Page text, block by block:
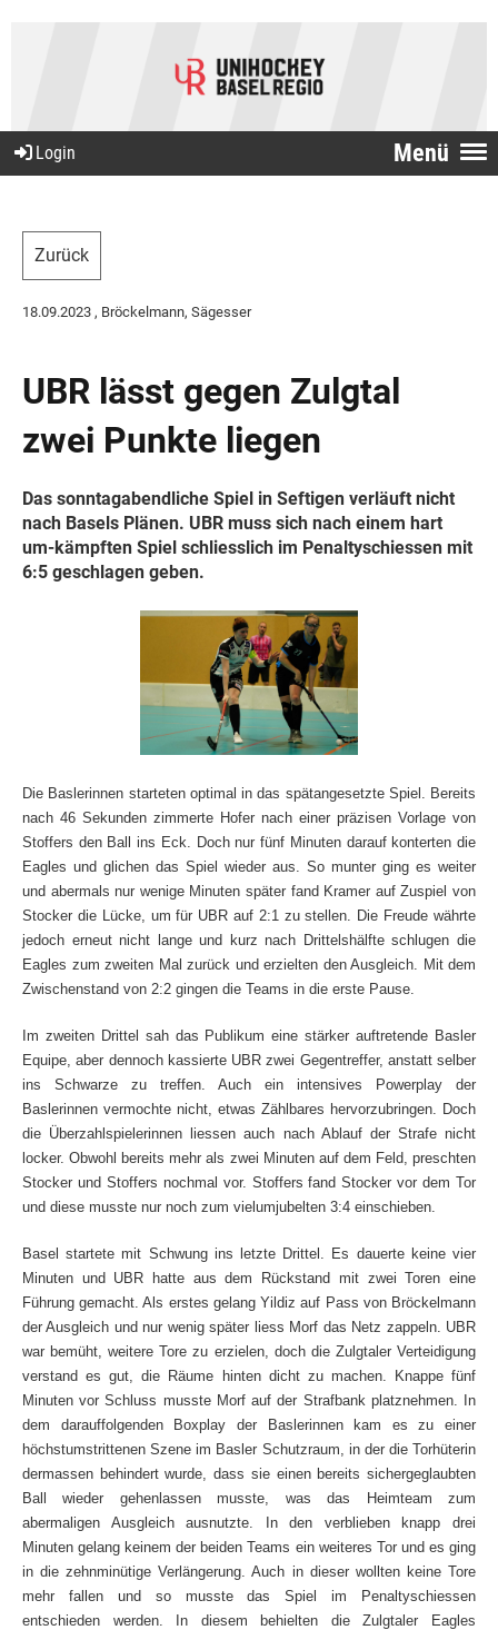
Menü
Login
Zurück
18.09.2023 , Bröckelmann, Sägesser
UBR lässt gegen Zulgtal
zwei Punkte liegen
Das sonntagabendliche Spiel in Seftigen verläuft nicht
nach Basels Plänen. UBR muss sich nach einem hart
um-kämpften Spiel schliesslich im Penaltyschiessen mit
6:5 geschlagen geben.
Die Baslerinnen starteten optimal in das spätangesetzte Spiel. Bereits
nach 46 Sekunden zimmerte Hofer nach einer präzisen Vorlage von
Stoffers den Ball ins Eck. Doch nur fünf Minuten darauf konterten die
Eagles und glichen das Spiel wieder aus. So munter ging es weiter
und abermals nur wenige Minuten später fand Kramer auf Zuspiel von
Stocker die Lücke, um für UBR auf 2:1 zu stellen. Die Freude währte
jedoch erneut nicht lange und kurz nach Drittelshälfte schlugen die
Eagles zum zweiten Mal zurück und erzielten den Ausgleich. Mit dem
Zwischenstand von 2:2 gingen die Teams in die erste Pause.
Im zweiten Drittel sah das Publikum eine stärker auftretende Basler
Equipe, aber dennoch kassierte UBR zwei Gegentreffer, anstatt selber
ins Schwarze zu treffen. Auch ein intensives Powerplay der
Baslerinnen vermochte nicht, etwas Zählbares hervorzubringen. Doch
die Überzahlspielerinnen liessen auch nach Ablauf der Strafe nicht
locker. Obwohl bereits mehr als zwei Minuten auf dem Feld, preschten
Stocker und Stoffers nochmal vor. Stoffers fand Stocker vor dem Tor
und diese musste nur noch zum vielumjubelten 3:4 einschieben.
Basel startete mit Schwung ins letzte Drittel. Es dauerte keine vier
Minuten und UBR hatte aus dem Rückstand mit zwei Toren eine
Führung gemacht. Als erstes gelang Yildiz auf Pass von Bröckelmann
der Ausgleich und nur wenig später liess Morf das Netz zappeln. UBR
war bemüht, weitere Tore zu erzielen, doch die Zulgtaler Verteidigung
verstand es gut, die Räume hinten dicht zu machen. Knappe fünf
Minuten vor Schluss musste Morf auf der Strafbank platznehmen. In
dem darauffolgenden Boxplay der Baslerinnen kam es zu einer
höchstumstrittenen Szene im Basler Schutzraum, in der die Torhüterin
dermassen behindert wurde, dass sie einen bereits sichergeglaubten
Ball wieder gehenlassen musste, was das Heimteam zum
abermaligen Ausgleich ausnutzte. In den verblieben knapp drei
Minuten gelang keinem der beiden Teams ein weiteres Tor und es ging
in die zehnminütige Verlängerung. Auch in dieser wollten keine Tore
mehr fallen und so musste das Spiel im Penaltyschiessen
entschieden werden. In diesem behielten die Zulgtaler Eagles